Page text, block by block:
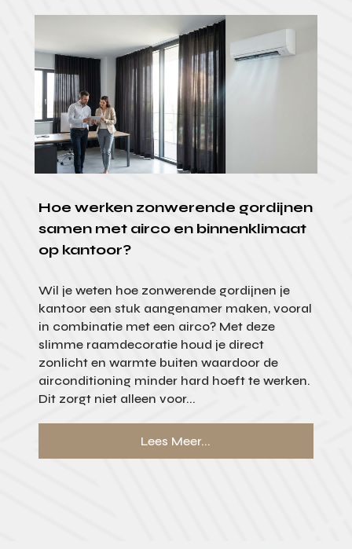
Hoe werken zonwerende gordijnen
samen met airco en binnenklimaat
op kantoor?
Wil je weten hoe zonwerende gordijnen je
kantoor een stuk aangenamer maken, vooral
in combinatie met een airco? Met deze
slimme raamdecoratie houd je direct
zonlicht en warmte buiten waardoor de
airconditioning minder hard hoeft te werken.
Dit zorgt niet alleen voor...
Lees Meer...